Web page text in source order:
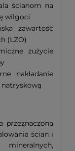
ścianom na
wilgoci
zawartość
(LZO)
zużycie
nakładanie
przeznaczona
ścian i